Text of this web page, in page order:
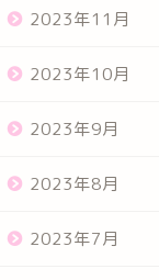
2023年11月
2023年10月
2023年9月
2023年8月
2023年7月